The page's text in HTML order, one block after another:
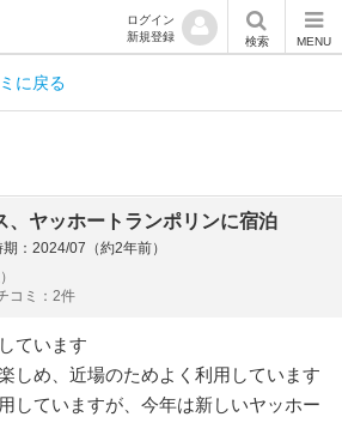
ログイン
新規登録
検索 MENU
に戻る
、ヤッホートランポリンに宿泊
：2024/07（約2年前）
コミ：2件
ています
しめ、近場のためよく利用しています
していますが、今年は新しいヤッホー